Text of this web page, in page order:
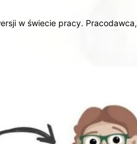
w świecie pracy. Pracodawca,